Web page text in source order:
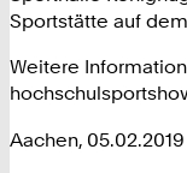
Sportstätte auf
Weitere
Aachen,